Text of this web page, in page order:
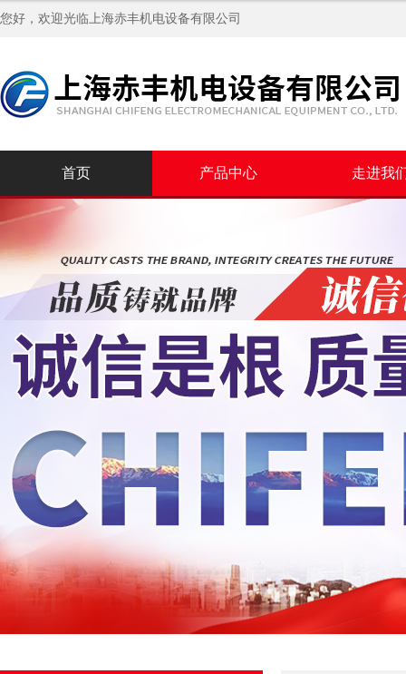
您好，欢迎光临上海赤丰机电设备有限公司
首页 产品中心 走进我